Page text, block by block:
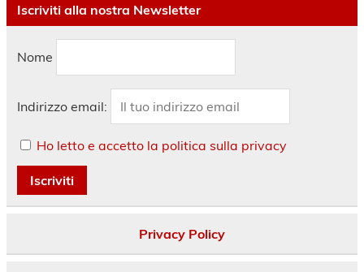
Iscriviti alla nostra Newsletter
Nome
Indirizzo email:
Ho letto e accetto la politica sulla privacy
Privacy Policy